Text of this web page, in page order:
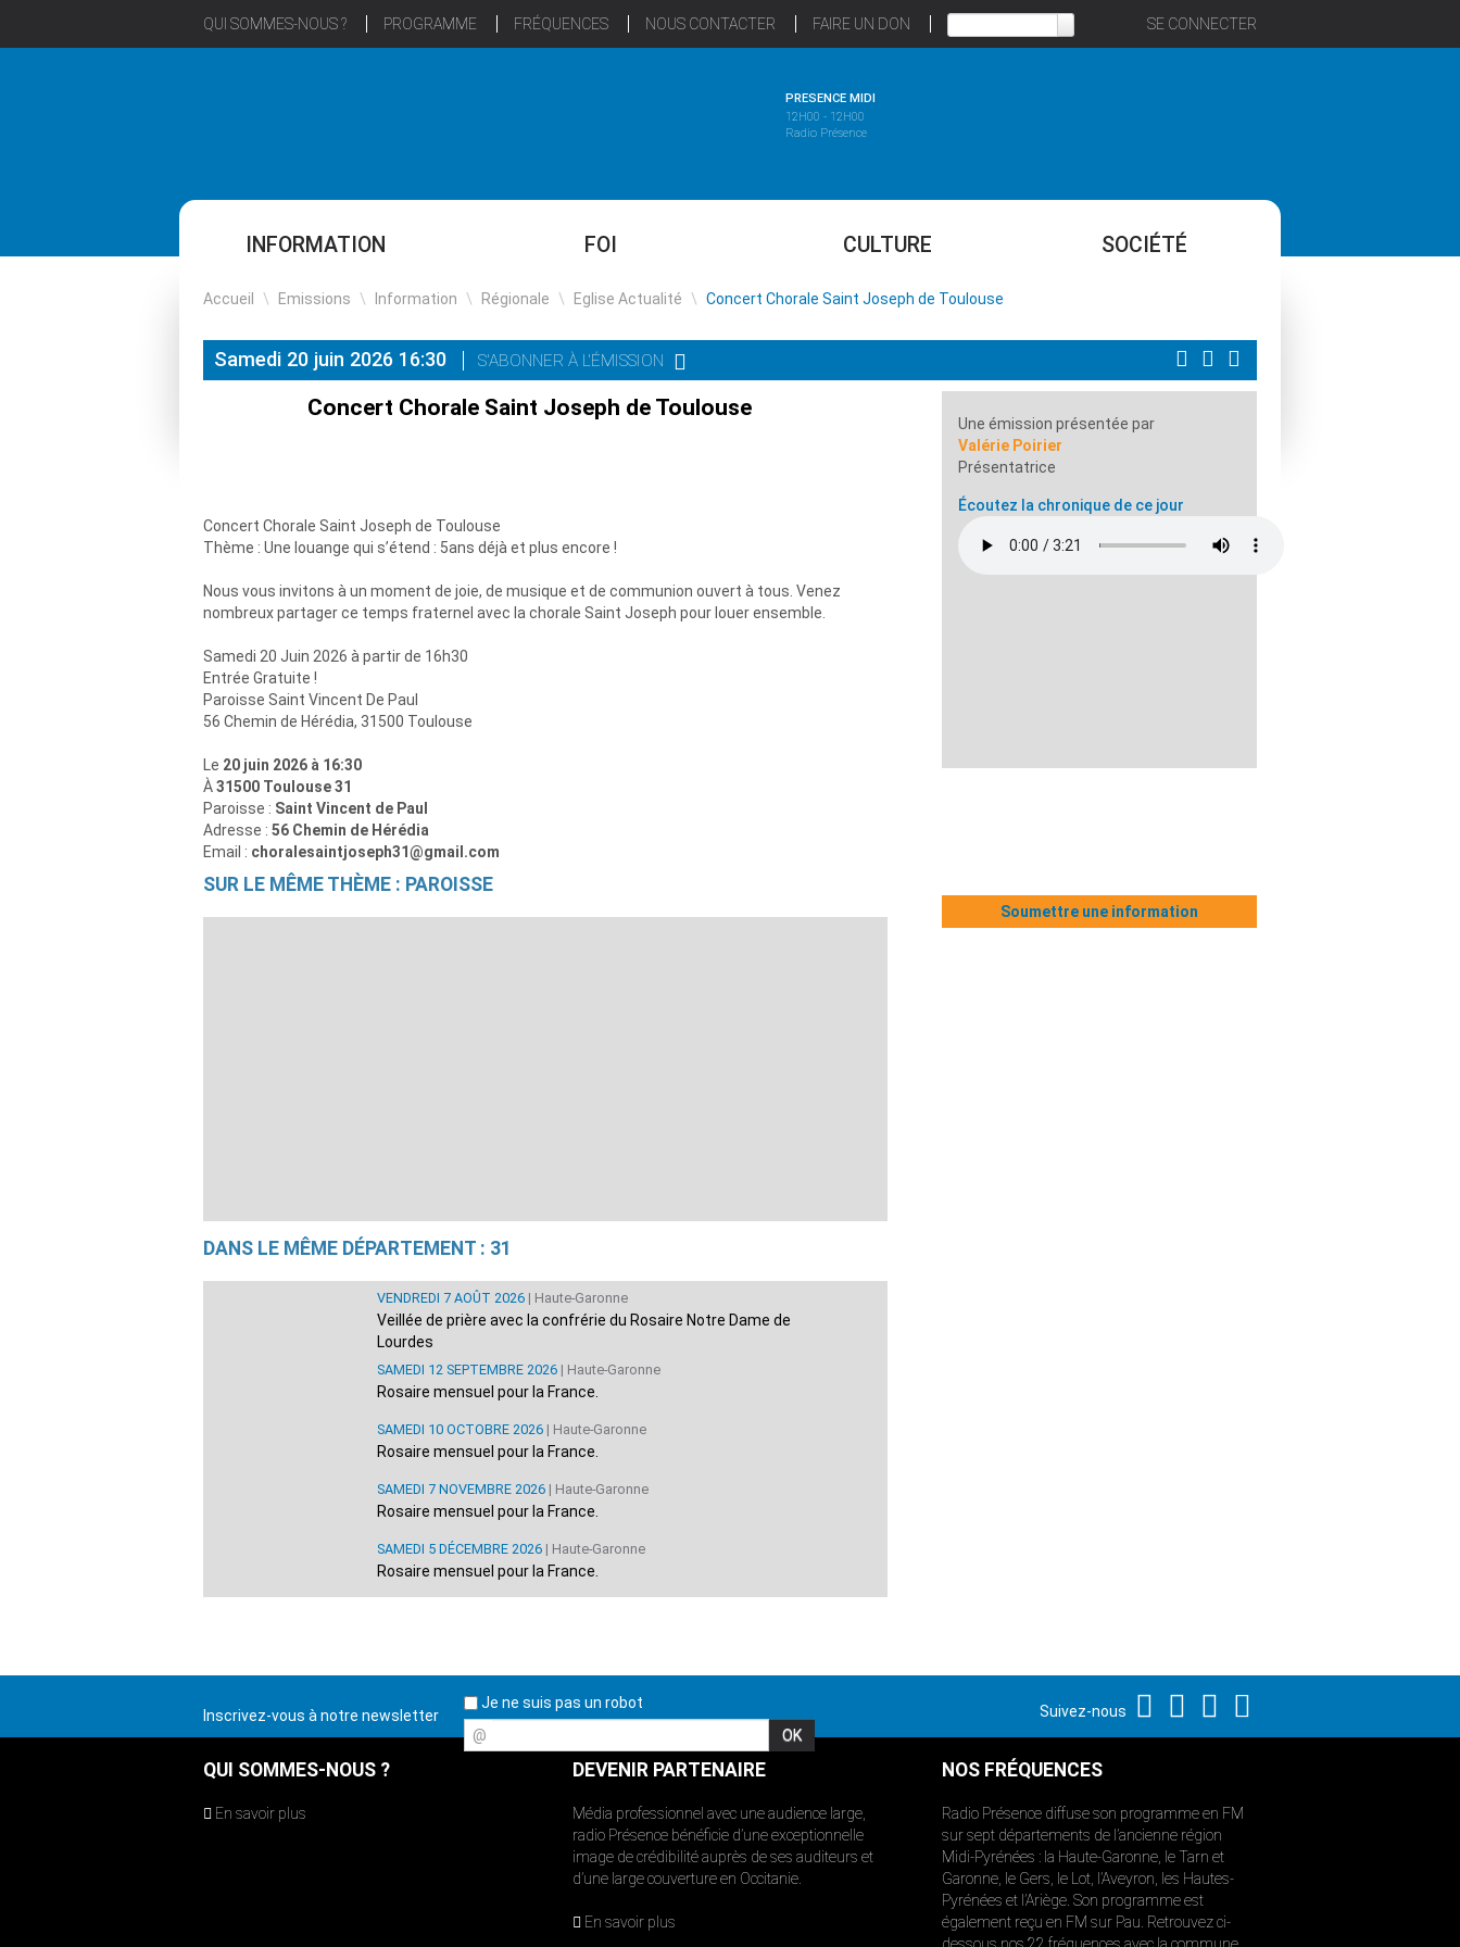
QUI SOMMES-NOUS ? PROGRAMME FRÉQUENCES NOUS CONTACTER FAIRE UN DON SE CONNECTER
PRESENCE MIDI
12H00 - 12H00
Radio Présence
INFORMATION FOI CULTURE SOCIÉTÉ
Accueil \ Emissions \ Information \ Régionale \ Eglise Actualité \ Concert Chorale Saint Joseph de Toulouse
Samedi 20 juin 2026 16:30 S'ABONNER À L'ÉMISSION
Concert Chorale Saint Joseph de Toulouse
Concert Chorale Saint Joseph de Toulouse
Thème : Une louange qui s’étend : 5ans déjà et plus encore !
Nous vous invitons à un moment de joie, de musique et de communion ouvert à tous. Venez
nombreux partager ce temps fraternel avec la chorale Saint Joseph pour louer ensemble.
Samedi 20 Juin 2026 à partir de 16h30
Entrée Gratuite !
Paroisse Saint Vincent De Paul
56 Chemin de Hérédia, 31500 Toulouse
Le 20 juin 2026 à 16:30
À31500 Toulouse 31
Paroisse : Saint Vincent de Paul
Adresse : 56 Chemin de Hérédia
Email : choralesaintjoseph31@gmail.com
Une émission présentée par
Valérie Poirier
Présentatrice
Écoutez la chronique de ce jour
SUR LE MÊME THÈME : PAROISSE
DANS LE MÊME DÉPARTEMENT : 31
VENDREDI 7 AOÛT 2026| Haute-Garonne
Veillée de prière avec la confrérie du Rosaire Notre Dame de
Lourdes
SAMEDI 12 SEPTEMBRE 2026| Haute-Garonne
Rosaire mensuel pour la France.
SAMEDI 10 OCTOBRE 2026| Haute-Garonne
Rosaire mensuel pour la France.
SAMEDI 7 NOVEMBRE 2026| Haute-Garonne
Rosaire mensuel pour la France.
SAMEDI 5 DÉCEMBRE 2026| Haute-Garonne
Rosaire mensuel pour la France.
Soumettre une information
Inscrivez-vous à notre newsletter
Je ne suis pas un robot
@
Suivez-nous
QUI SOMMES-NOUS ?
En savoir plus
DEVENIR PARTENAIRE
Média professionnel avec une audience large,
radio Présence bénéficie d’une exceptionnelle
image de crédibilité auprès de ses auditeurs et
d’une large couverture en Occitanie.
En savoir plus
NOS FRÉQUENCES
Radio Présence diffuse son programme en FM
sur sept départements de l’ancienne région
Midi-Pyrénées : la Haute-Garonne, le Tarn et
Garonne, le Gers, le Lot, l’Aveyron, les Hautes-
Pyrénées et l’Ariège. Son programme est
également reçu en FM sur Pau. Retrouvez ci-